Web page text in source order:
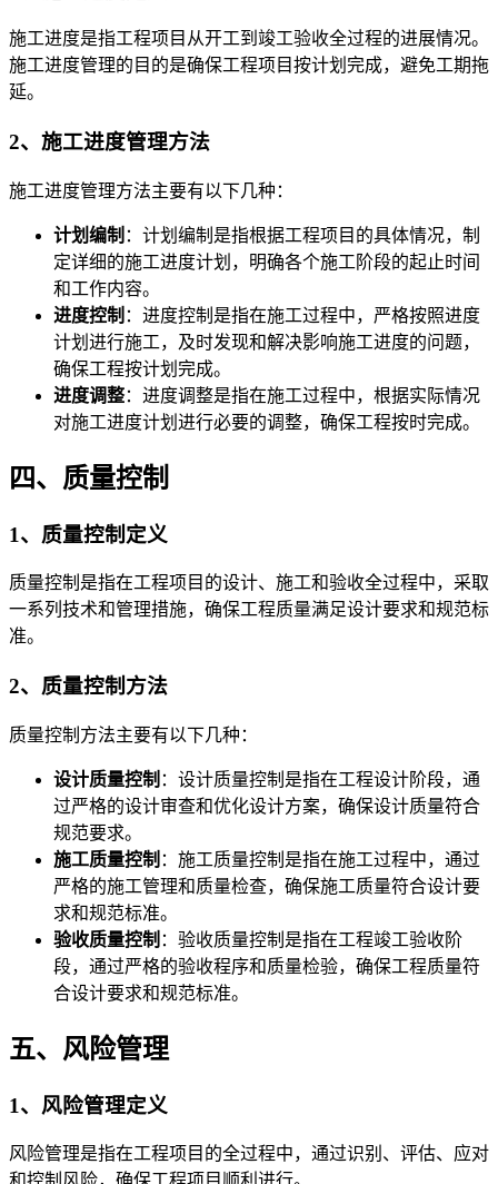
施工进度是指工程项目从开工到竣工验收全过程的进展情况。
施工进度管理的目的是确保工程项目按计划完成，避免工期拖
延。
2、施工进度管理方法
施工进度管理方法主要有以下几种：
计划编制 ：计划编制是指根据工程项目的具体情况，制
定详细的施工进度计划，明确各个施工阶段的起止时间
和工作内容。
进度控制 ：进度控制是指在施工过程中，严格按照进度
计划进行施工，及时发现和解决影响施工进度的问题，
确保工程按计划完成。
进度调整：进度调整是指在施工过程中，根据实际情况
对施工进度计划进行必要的调整，确保工程按时完成。
四、质量控制
1、质量控制定义
质量控制是指在工程项目的设计、施工和验收全过程中，采取
一系列技术和管理措施，确保工程质量满足设计要求和规范标
准。
2、质量控制方法
质量控制方法主要有以下几种：
设计质量控制 ：设计质量控制是指在工程设计阶段，通
过严格的设计审查和优化设计方案，确保设计质量符合
规范要求。
施工质量控制 ：施工质量控制是指在施工过程中，通过
严格的施工管理和质量检查，确保施工质量符合设计要
求和规范标准。
验收质量控制 ：验收质量控制是指在工程竣工验收阶
段，通过严格的验收程序和质量检验，确保工程质量符
合设计要求和规范标准。
五、风险管理
1、风险管理定义
风险管理是指在工程项目的全过程中，通过识别、评估、应对